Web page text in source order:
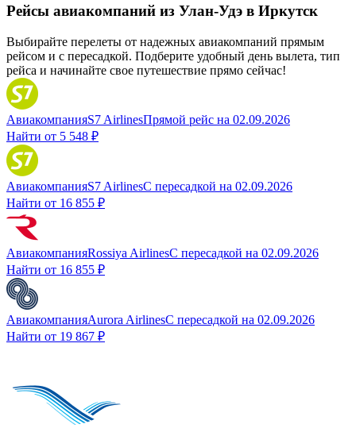
Рейсы авиакомпаний из Улан-Удэ в Иркутск
Выбирайте перелеты от надежных авиакомпаний прямым
рейсом и с пересадкой. Подберите удобный день вылета, тип
рейса и начинайте свое путешествие прямо сейчас!
АвиакомпанияS7 AirlinesПрямой рейс на 02.09.2026
Найти от 5 548 ₽
АвиакомпанияS7 AirlinesС пересадкой на 02.09.2026
Найти от 16 855 ₽
АвиакомпанияRossiya AirlinesС пересадкой на 02.09.2026
Найти от 16 855 ₽
АвиакомпанияAurora AirlinesС пересадкой на 02.09.2026
Найти от 19 867 ₽